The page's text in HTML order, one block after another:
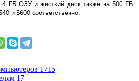
ГБ ОЗУ и жесткий диск также на 500 ГБ.
и $600 соответственно.
1715
17